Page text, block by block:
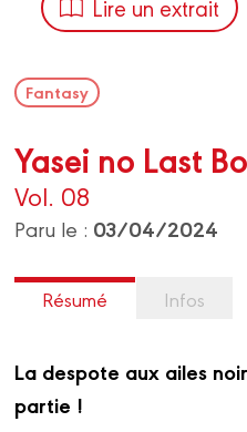
Lire un extrait
Fantasy
Yasei no Last
Vol. 08
Paru le : 03/04/2024
Résumé Infos
La despote aux ailes
partie !